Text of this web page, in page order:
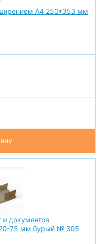
А4 250*353 мм
документов
75 мм бурый № 305